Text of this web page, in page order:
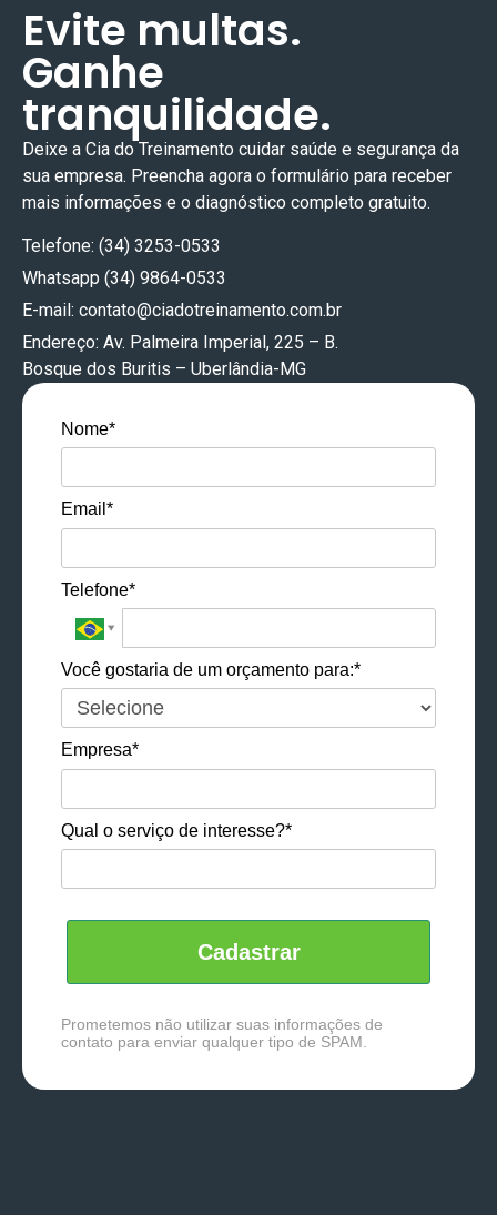
Evite multas.
Ganhe
tranquilidade.
Deixe a Cia do Treinamento cuidar saúde e segurança da
sua empresa. Preencha agora o formulário para receber
mais informações e o diagnóstico completo gratuito.
Telefone: (34) 3253-0533
Whatsapp (34) 9864-0533
E-mail: contato@ciadotreinamento.com.br
Endereço: Av. Palmeira Imperial, 225 – B.
Bosque dos Buritis – Uberlândia-MG
Nome*
Email*
Telefone*
Você gostaria de um orçamento para:*
Empresa*
Qual o serviço de interesse?*
Cadastrar
Prometemos não utilizar suas informações de
contato para enviar qualquer tipo de SPAM.